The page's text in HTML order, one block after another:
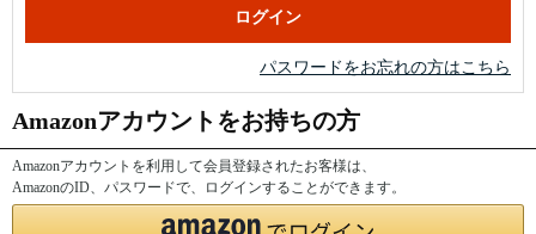
パスワードをお忘れの方はこちら
Amazonアカウントをお持ちの方
Amazonアカウントを利用して会員登録されたお客様は、
AmazonのID、パスワードで、ログインすることができます。